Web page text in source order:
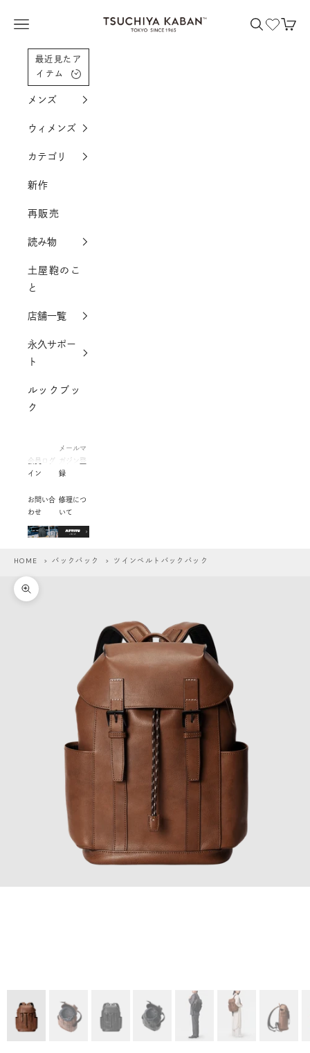
土屋鞄製造所
メニューを開く 検索を開く
カー
最近見たア
イテム
メンズ
ウィメンズ
カテゴリ
新作
再販売
読み物
土屋鞄のこ
と
店舗一覧
永久サポー
ト
ルックブッ
ク
会員ログ
イン
メールマ
ガジン登
録
お問い合
わせ
修理につ
いて
HOME >バックパック > ツインベルトバックパック
ズームイン